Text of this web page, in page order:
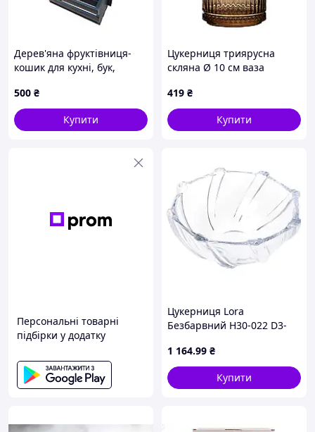
Дерев'яна фруктівниця-
кошик для кухні, бук,
500 ₴
Купити
Цукерниця триярусна
скляна Ø 10 см ваза
кришкою HP-YH-73
419 ₴
Купити
Персональні товарні
підбірки у додатку
Цукерниця Lora
Безбарвний H30-022 D3-
1 164.99 ₴
Купити